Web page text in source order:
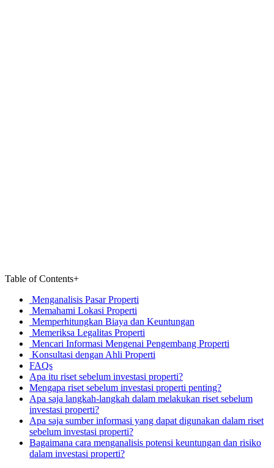
Table of Contents+
Menganalisis Pasar Properti
Memahami Lokasi Properti
Memperhitungkan Biaya dan Keuntungan
Memeriksa Legalitas Properti
Mencari Informasi Mengenai Pengembang Properti
Konsultasi dengan Ahli Properti
FAQs
Apa itu riset sebelum investasi properti?
Mengapa riset sebelum investasi properti penting?
Apa saja langkah-langkah dalam melakukan riset sebelum
investasi properti?
Apa saja sumber informasi yang dapat digunakan dalam riset
sebelum investasi properti?
Bagaimana cara menganalisis potensi keuntungan dan risiko
dalam investasi properti?